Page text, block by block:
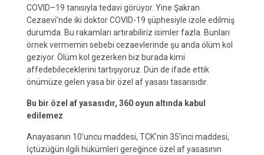
COVID–19 tanısıyla tedavi görüyor. Yine Şakran
Cezaevi’nde iki doktor COVID-19 şüphesiyle izole edilmiş
durumda. Bu rakamları artırabiliriz isimler fazla. Bunları
örnek vermemin sebebi cezaevlerinde şu anda ölüm kol
geziyor. Ölüm kol gezerken biz burada kimi
affedebileceklerini tartışıyoruz. Dün de ifade ettik
önümüze gelen yasa bir özel af yasası tasarısıdır.
Bu bir özel af yasasıdır, 360 oyun altında kabul
edilemez
Anayasanın 10’uncu maddesi, TCK’nin 35’inci maddesi,
İçtüzüğün ilgili hükümleri gereğince özel af yasasının